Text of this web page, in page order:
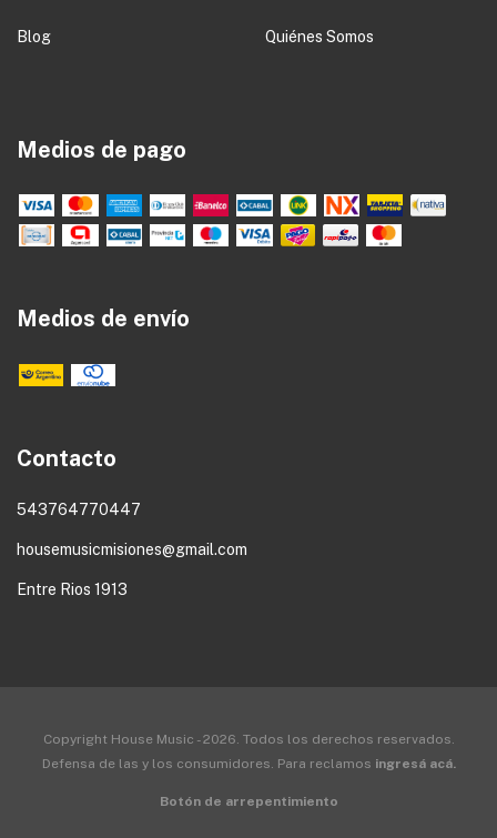
Blog Quiénes Somos
Medios de pago
Medios de envío
Contacto
543764770447
housemusicmisiones@gmail.com
Entre Rios 1913
Copyright House Music - 2026. Todos los derechos reservados.
Defensa de las y los consumidores. Para reclamos ingresá acá.
Botón de arrepentimiento